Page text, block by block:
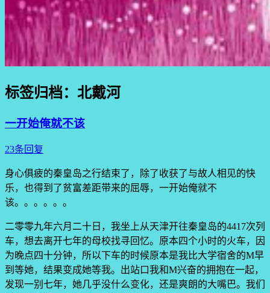
标签归档： 北戴河
一开始俺就不该
23条回复
身心俱疲的秦皇岛之行结束了，除了收获了与故人相见的快
乐，也得到了贫富差距带来的屈辱，一开始俺就不
该。。。。。。
二零零九年六月二十日，我坐上从天津开往秦皇岛的4417次列
车，想去离开七年的母校找寻回忆。原本四个小时的火车，因
为晚点四十分钟，所以下车的时候原本是我比大学宿舍的M早
到等她，结果变成她等我。出站口我和M兴奋的拥抱在一起，
发现一别七年，她几乎没什么变化，还是爽朗的大嘴巴。我们